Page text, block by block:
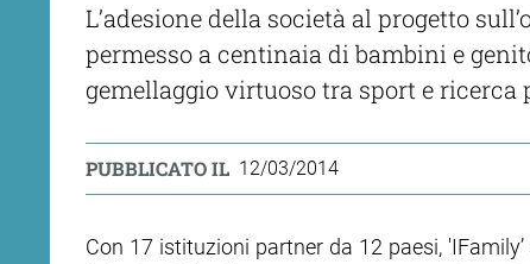
L’adesione della società al progetto
permesso a centinaia di bambini e
gemellaggio virtuoso tra sport e ricerca
PUBBLICATO IL 12/03/2014
Con 17 istituzioni partner da 12 paesi,